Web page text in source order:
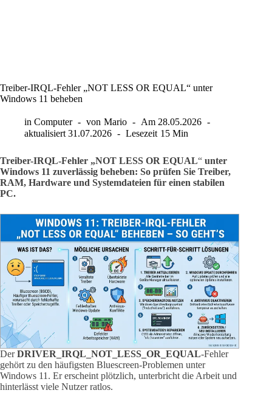
Treiber-IRQL-Fehler „NOT LESS OR EQUAL“ unter
Windows 11 beheben
in Computer von Mario Am 28.05.2026
aktualisiert 31.07.2026 Lesezeit 15 Min
Treiber-IRQL-Fehler „NOT LESS OR EQUAL“ unter
Windows 11 zuverlässig beheben: So prüfen Sie Treiber,
RAM, Hardware und Systemdateien für einen stabilen
PC.
DerDRIVER_IRQL_NOT_LESS_OR_EQUAL-Fehler
gehört zu den häufigsten Bluescreen-Problemen unter
Windows 11. Er erscheint plötzlich, unterbricht die Arbeit und
hinterlässt viele Nutzer ratlos.